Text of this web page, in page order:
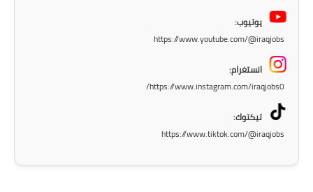
يوتيوب:
https://www.youtube.com/@iraqjobs
انستغرام:
https://www.instagram.com/iraqjobs0/
تيكتوك:
https://www.tiktok.com/@iraqjobs